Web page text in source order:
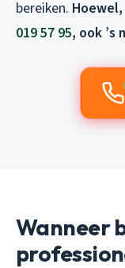
bereiken.
019 57 95, ook ’s
Wanneer